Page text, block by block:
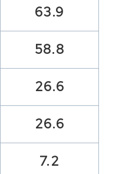
63.9
58.8
26.6
26.6
7.2